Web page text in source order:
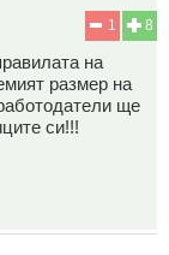
8
1
на
размер на
ще
си!!!